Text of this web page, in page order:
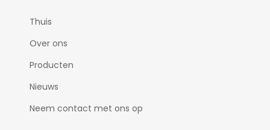
Thuis
Over ons
Producten
Nieuws
Neem contact met ons op